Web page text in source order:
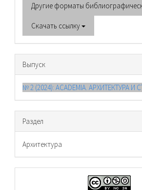
Другие форматы
Скачать ссылку
Выпуск
№ 2 (2024): ACADEMIA. АРХИТЕКТУРА
Раздел
Архитектура